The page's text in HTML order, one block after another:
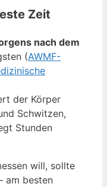
Zeit
nach dem
(AWMF-
der Körper
Schwitzen,
Stunden
will, sollte
am besten